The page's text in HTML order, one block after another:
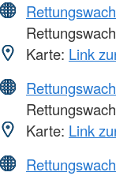
Karte: Link
Karte: Link